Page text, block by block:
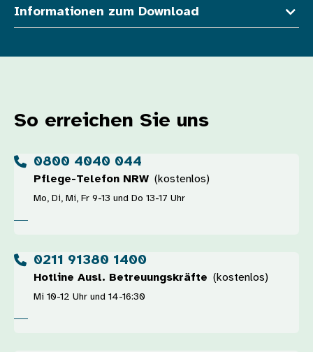
Informationen zum Download
So erreichen Sie uns
0800 4040 044
Pflege-Telefon NRW (kostenlos)
Mo, Di, Mi, Fr 9-13 und Do 13-17 Uhr
0211 91380 1400
Hotline Ausl. Betreuungskräfte (kostenlos)
Mi 10-12 Uhr und 14-16:30